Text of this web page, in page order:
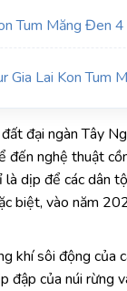
Tum Măng Đen
Gia Lai Kon
đất đại ngàn Tây
đến nghệ thuật
là dịp để các dân
biệt, vào năm
khí sôi động của
đập của núi